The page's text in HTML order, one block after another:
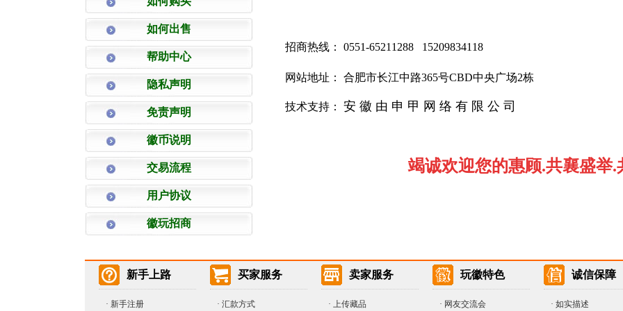
如何出售
帮助中心
隐私声明
免责声明
徽币说明
交易流程
用户协议
徽玩招商
招商热线： 0551-65211288 15209834118
网站地址： 合肥市长江中路365号CBD中央广场2栋
技术支持： 安 徽 由 申 甲 网 络 有 限 公 司
竭诚欢迎您的惠顾.共襄盛举.
新手上路
· 新手注册
买家服务
· 汇款方式
卖家服务
· 上传藏品
玩徽特色
· 网友交流会
诚信保障
· 如实描述